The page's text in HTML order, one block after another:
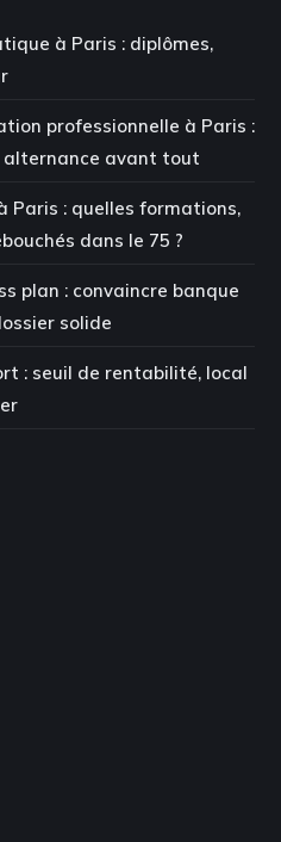
à Paris : diplômes,
professionnelle à Paris :
alternance avant tout
Paris : quelles formations,
dans le 75 ?
plan : convaincre banque
solide
: seuil de rentabilité, local